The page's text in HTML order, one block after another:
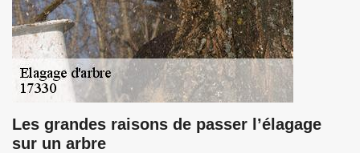
Les grandes raisons de passer l’élagage
sur un arbre